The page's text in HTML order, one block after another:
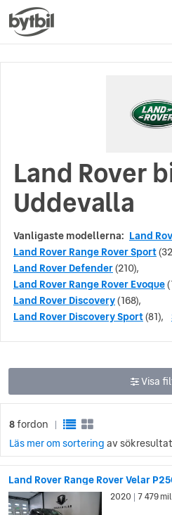
Land Rover
Uddevalla
Vanligaste modellerna: Land
Land Rover Range Rover Sport
Land Rover Defender(210),
Land Rover Range Rover Evoque
Land Rover Discovery(168),
Land Rover Discovery Sport(81),
Visa
8fordon
Läs mer om sortering av
Land Rover Range Rover Velar
2020 7 479 mil